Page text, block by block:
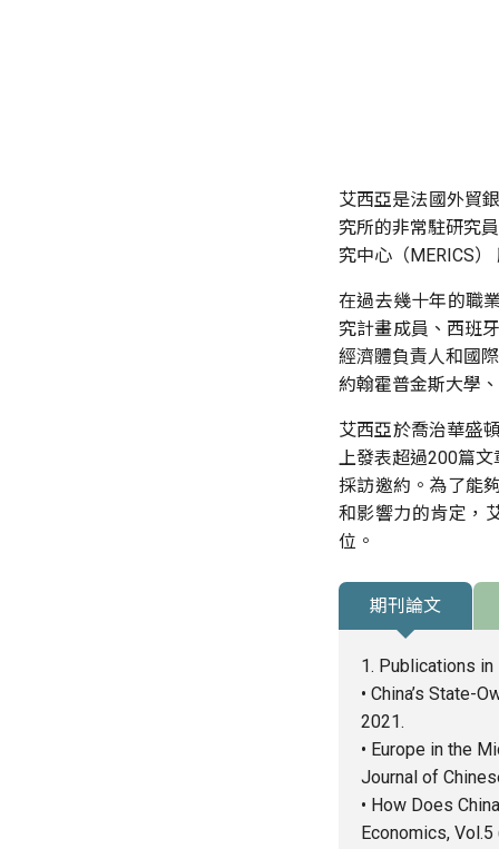
艾西亞是法國外貿
究所的非常駐研究
究中心（MERICS
在過去幾十年的職
究計畫成員、西班
經濟體負責人和國
約翰霍普金斯大學
艾西亞於喬治華盛
上發表超過200篇文
採訪邀約。為了能
和影響力的肯定，
位。
期刊論文
1. Publications
• China’s State-
2021.
• Europe in the
Journal of
• How Does
Economics,